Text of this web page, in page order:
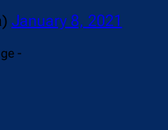
January 8, 2021
-